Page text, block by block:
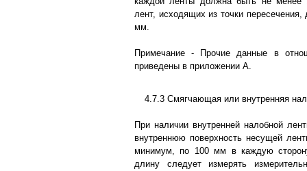
лент, исходящих из точки
мм.
Примечание - Прочие данные в
приведены в приложении А.
4.7.3 Смягчающая или внутренняя
При наличии внутренней налобной
внутреннюю поверхность несущей
минимум, по 100 мм в каждую
длину следует измерять